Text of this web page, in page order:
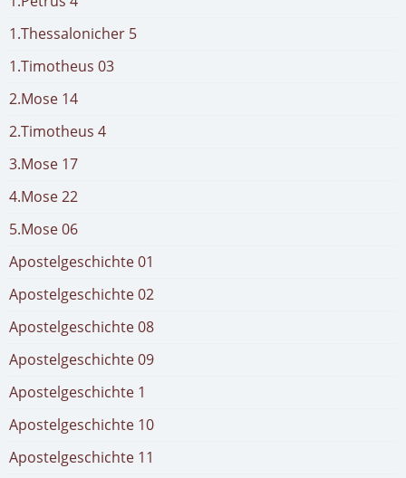
1.Thessalonicher 5
1.Timotheus 03
2.Mose 14
2.Timotheus 4
3.Mose 17
4.Mose 22
5.Mose 06
Apostelgeschichte 01
Apostelgeschichte 02
Apostelgeschichte 08
Apostelgeschichte 09
Apostelgeschichte 1
Apostelgeschichte 10
Apostelgeschichte 11